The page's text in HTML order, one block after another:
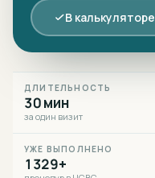
В калькуляторе
ДЛИТЕЛЬНОСТЬ
30 мин
за один визит
УЖЕ ВЫПОЛНЕНО
1329+